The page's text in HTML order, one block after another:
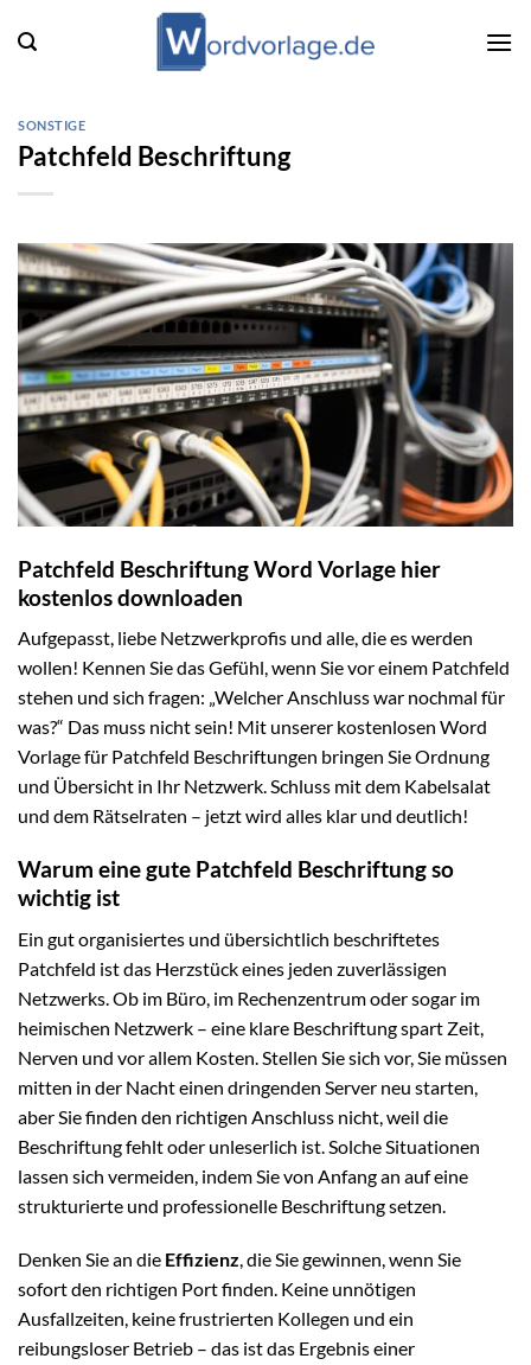
Inhalt
SONSTIGE
Patchfeld Beschriftung
Patchfeld Beschriftung Word Vorlage hier
kostenlos downloaden
Aufgepasst, liebe Netzwerkprofis und alle, die es werden
wollen! Kennen Sie das Gefühl, wenn Sie vor einem Patchfeld
stehen und sich fragen: „Welcher Anschluss war nochmal für
was?“ Das muss nicht sein! Mit unserer kostenlosen Word
Vorlage für Patchfeld Beschriftungen bringen Sie Ordnung
und Übersicht in Ihr Netzwerk. Schluss mit dem Kabelsalat
und dem Rätselraten – jetzt wird alles klar und deutlich!
Warum eine gute Patchfeld Beschriftung so
wichtig ist
Ein gut organisiertes und übersichtlich beschriftetes
Patchfeld ist das Herzstück eines jeden zuverlässigen
Netzwerks. Ob im Büro, im Rechenzentrum oder sogar im
heimischen Netzwerk – eine klare Beschriftung spart Zeit,
Nerven und vor allem Kosten. Stellen Sie sich vor, Sie müssen
mitten in der Nacht einen dringenden Server neu starten,
aber Sie finden den richtigen Anschluss nicht, weil die
Beschriftung fehlt oder unleserlich ist. Solche Situationen
lassen sich vermeiden, indem Sie von Anfang an auf eine
strukturierte und professionelle Beschriftung setzen.
Denken Sie an die Effizienz, die Sie gewinnen, wenn Sie
sofort den richtigen Port finden. Keine unnötigen
Ausfallzeiten, keine frustrierten Kollegen und ein
reibungsloser Betrieb – das ist das Ergebnis einer